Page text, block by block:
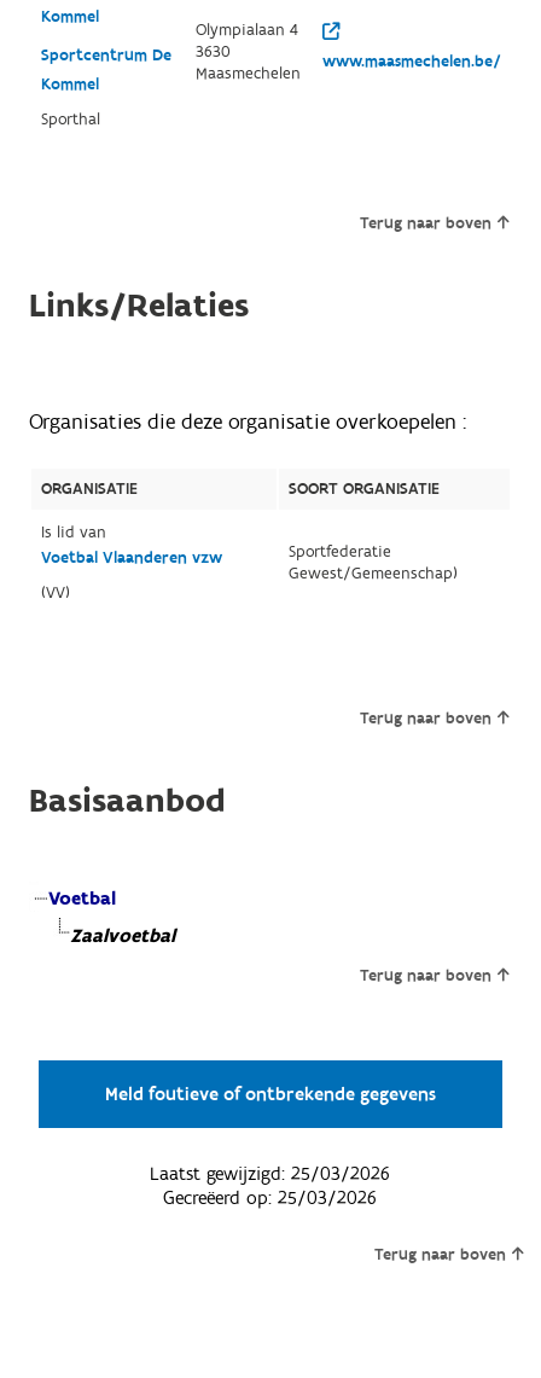
Kommel
Sportcentrum De
Kommel
Sporthal
Olympialaan 4
3630
Maasmechelen
www.maasmechelen.be/
Terug naar boven
Links/Relaties
Organisaties die deze organisatie overkoepelen :
ORGANISATIE
SOORT ORGANISATIE
Is lid van
Voetbal Vlaanderen vzw
(VV)
Sportfederatie
Gewest/Gemeenschap)
Terug naar boven
Basisaanbod
Voetbal
Zaalvoetbal
Terug naar boven
Meld foutieve of ontbrekende gegevens
Laatst gewijzigd:25/03/2026
Gecreëerd op:25/03/2026
Terug naar boven